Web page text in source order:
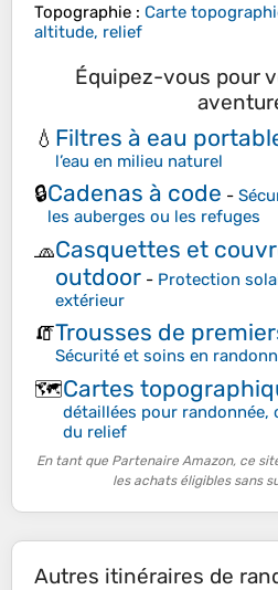
Topographie : Carte
altitude, relief
Équipez-vous pour
💧 Filtres à eau
l’eau en milieu naturel
🔒Cadenas à code -
les auberges ou les refuges
🧢Casquettes et
outdoor - Protection
extérieur
🧯Trousses de
Sécurité et soins en
🗺️Cartes
détaillées pour
du relief
En tant que Partenaire Amazon, ce
les achats éligibles sans
Autres itinéraires de